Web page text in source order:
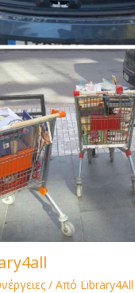
/ Από Library4All